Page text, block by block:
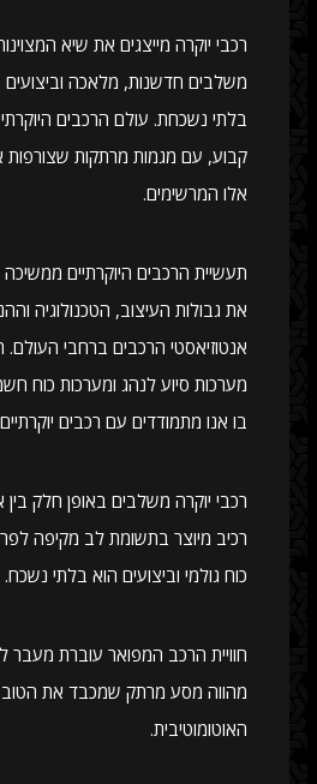
רכבי יוקרה מייצגים את שיא
משלבים חדשנות, מלאכה וביצועים
בלתי נשכחת. עולם הרכבים
קבוע, עם מגמות מרתקות
אלו המרשימים.
תעשיית הרכבים היוקרתיים
את גבולות העיצוב, הטכנולוגיה
אנטוזיאסטי הרכבים ברחבי העולם.
מערכות סיוע לנהג ומערכות כוח
בו אנו מתמודדים עם רכבים
רכבי יוקרה משלבים באופן חלק
רכיב מיוצר בתשומת לב מקיפה
כוח גולמי וביצועים הוא בלתי נשכח.
חוויית הרכב המפואר עוברת מעבר
מהווה מסע מרתק שמכבד את הטוב
האוטומוטיבית.